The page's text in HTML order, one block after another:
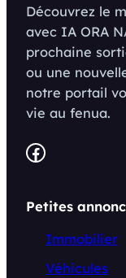
Découvrez le
avec IA ORA
prochaine
ou une
notre portail
vie au fenua.
Facebook
Petites
Immobilier
Véhicules